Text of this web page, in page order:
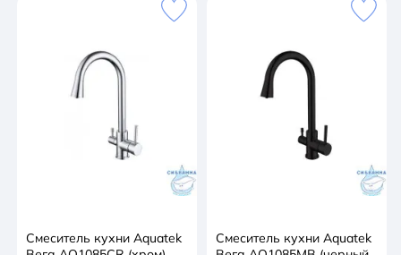
Смеситель кухни Aquatek
Смеситель кухни Aquatek